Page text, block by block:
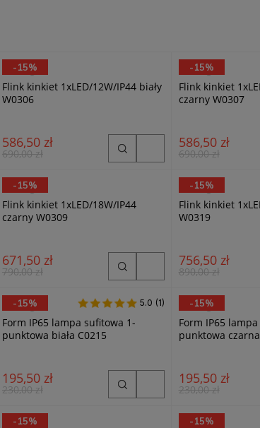
MaxLight
Flink kinkiet 1xLED/12W/IP44 biały
W0306
586,50 zł
690,00 zł
-15%
MaxLight
Flink kinkiet
czarny W0307
586,50 zł
690,00 zł
-15%
MaxLight
Flink kinkiet 1xLED/18W/IP44
czarny W0309
671,50 zł
790,00 zł
-15%
MaxLight
Flink kinkiet
W0319
756,50 zł
890,00 zł
-15%
MaxLight
Form IP65 lampa sufitowa 1-
punktowa biała C0215
5.0 (1)
5.0 (1)
195,50 zł
230,00 zł
-15%
MaxLight
Form IP65
punktowa
195,50 zł
230,00 zł
-15%
MaxLight
-15%
MaxLight
-15%